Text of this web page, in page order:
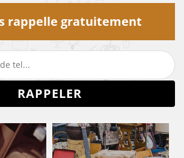
rappelle gratuitement